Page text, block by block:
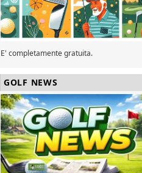
E' completamente gratuita.
GOLF NEWS